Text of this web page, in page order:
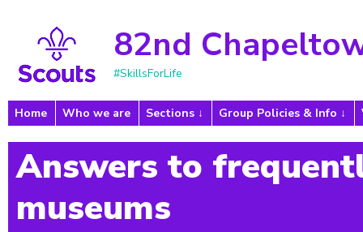
82nd
#SkillsForLife
Home Who we are Sections Group Policies & Info
Answers to
museums